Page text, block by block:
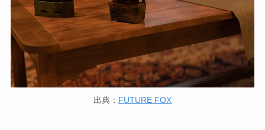
出典： FUTURE FOX